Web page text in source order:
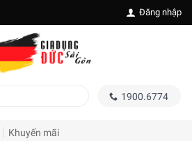
Đăng nhập
1900.6774
Khuyến mãi